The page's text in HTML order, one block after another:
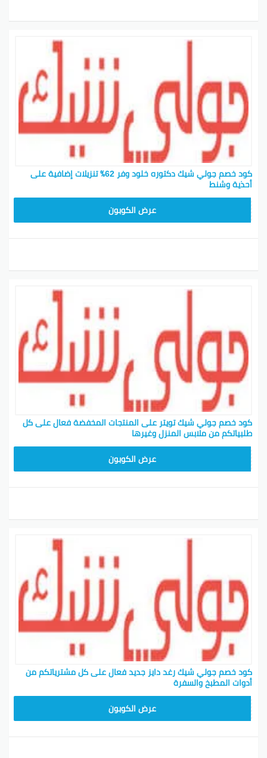
كود خصم جولي شيك دكتوره خلود وفر 62٪ تنزيلات إضافية على
أحذية وشنط
عرض الكوبون
كود خصم جولي شيك تويتر على المنتجات المخفضة فعال على كل
طلبياتكم من ملابس المنزل وغيرها
عرض الكوبون
كود خصم جولي شيك رغد دايز جديد فعال على كل مشترياتكم من
أدوات المطبخ والسفرة
عرض الكوبون